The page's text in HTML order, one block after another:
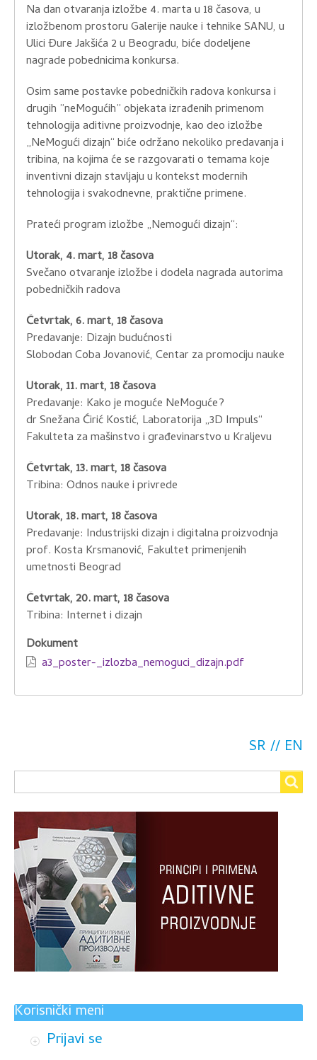
Na dan otvaranja izložbe 4. marta u 18 časova, u
izložbenom prostoru Galerije nauke i tehnike SANU, u
Ulici Đure Jakšića 2 u Beogradu, biće dodeljene
nagrade pobednicima konkursa.
Osim same postavke pobedničkih radova konkursa i
drugih ”neMogućih” objekata izrađenih primenom
tehnologija aditivne proizvodnje, kao deo izložbe
„NeMogući dizajn“ biće održano nekoliko predavanja i
tribina, na kojima će se razgovarati o temama koje
inventivni dizajn stavljaju u kontekst modernih
tehnologija i svakodnevne, praktične primene.
Prateći program izložbe „Nemogući dizajn“:
Utorak, 4. mart, 18 časova
Svečano otvaranje izložbe i dodela nagrada autorima
pobedničkih radova
Četvrtak, 6. mart, 18 časova
Predavanje: Dizajn budućnosti
Slobodan Coba Jovanović, Centar za promociju nauke
Utorak, 11. mart, 18 časova
Predavanje: Kako je moguće NeMoguće?
dr Snežana Ćirić Kostić, Laboratorija „3D Impuls“
Fakulteta za mašinstvo i građevinarstvo u Kraljevu
Četvrtak, 13. mart, 18 časova
Tribina: Odnos nauke i privrede
Utorak, 18. mart, 18 časova
Predavanje: Industrijski dizajn i digitalna proizvodnja
prof. Kosta Krsmanović, Fakultet primenjenih
umetnosti Beograd
Četvrtak, 20. mart, 18 časova
Tribina: Internet i dizajn
Dokument
a3_poster-_izlozba_nemoguci_dizajn.pdf
SR EN
Search
Korisnički meni
Prijavi se